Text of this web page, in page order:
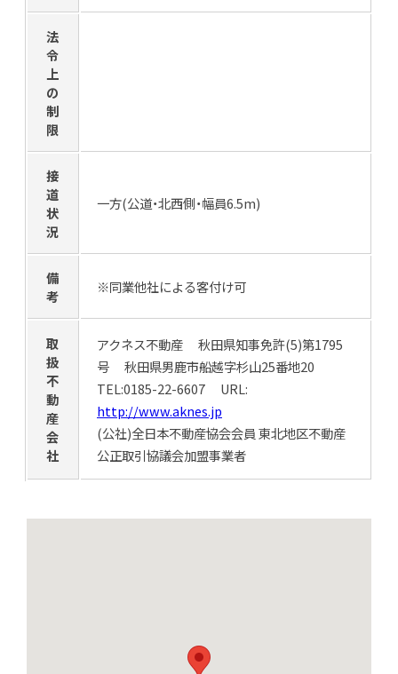
法
令
上
の
制
限
接
道
状
況
一方(公道・北西側・幅員6.5m)
備
考
※同業他社による客付け可
取
扱
不
動
産
会
社
アクネス不動産 秋田県知事免許(5)第1795
号 秋田県男鹿市船越字杉山25番地20
TEL:0185-22-6607 URL:
http://www.aknes.jp
(公社)全日本不動産協会会員 東北地区不動産
公正取引協議会加盟事業者